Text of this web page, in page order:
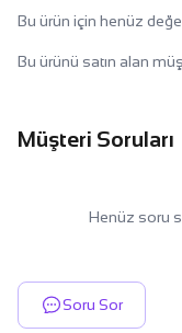
Bu ürün için henüz
Bu ürünü satın alan
Müşteri Soruları
Henüz soru
Soru Sor